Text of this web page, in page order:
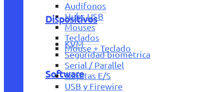
Audífonos
Hubs USB
Mouses
Teclados
Mouse + Teclado
Software
Dispositivos
KVM
Seguridad biométrica
Serial / Parallel
Tarjetas E/S
USB y Firewire